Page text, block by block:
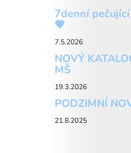
7denní
💗
7.5.2026
NOVÝ
MŠ
19.3.2026
PODZIMNÍ
21.8.2025